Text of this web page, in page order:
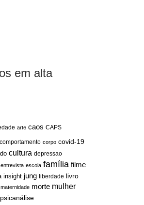
em alta
arte caos CAPS
comportamento corpo covid-19
cultura depressao
entrevista escola família filme
insight jung liberdade livro
maternidade morte mulher
psicanálise